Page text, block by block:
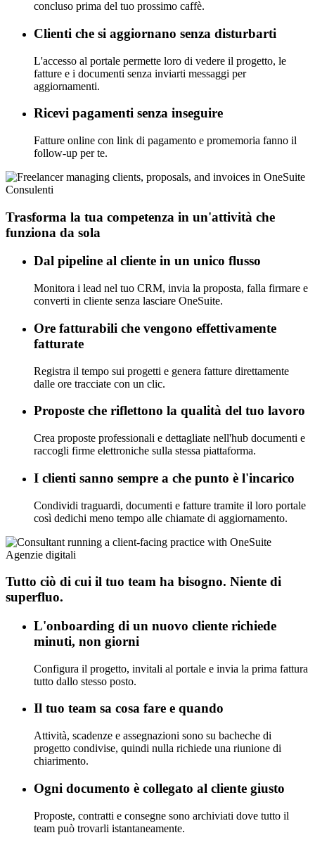
concluso prima del tuo prossimo caffè.
Clienti che si aggiornano senza disturbarti
L'accesso al portale permette loro di vedere il progetto, le
fatture e i documenti senza inviarti messaggi per
aggiornamenti.
Ricevi pagamenti senza inseguire
Fatture online con link di pagamento e promemoria fanno il
follow-up per te.
Consulenti
Trasforma la tua competenza in un'attività che
funziona da sola
Dal pipeline al cliente in un unico flusso
Monitora i lead nel tuo CRM, invia la proposta, falla firmare e
converti in cliente senza lasciare OneSuite.
Ore fatturabili che vengono effettivamente
fatturate
Registra il tempo sui progetti e genera fatture direttamente
dalle ore tracciate con un clic.
Proposte che riflettono la qualità del tuo lavoro
Crea proposte professionali e dettagliate nell'hub documenti e
raccogli firme elettroniche sulla stessa piattaforma.
I clienti sanno sempre a che punto è l'incarico
Condividi traguardi, documenti e fatture tramite il loro portale
così dedichi meno tempo alle chiamate di aggiornamento.
Agenzie digitali
Tutto ciò di cui il tuo team ha bisogno. Niente di
superfluo.
L'onboarding di un nuovo cliente richiede
minuti, non giorni
Configura il progetto, invitali al portale e invia la prima fattura
tutto dallo stesso posto.
Il tuo team sa cosa fare e quando
Attività, scadenze e assegnazioni sono su bacheche di
progetto condivise, quindi nulla richiede una riunione di
chiarimento.
Ogni documento è collegato al cliente giusto
Proposte, contratti e consegne sono archiviati dove tutto il
team può trovarli istantaneamente.